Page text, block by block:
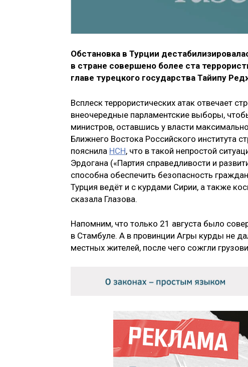
Обстановка в Турции
в стране совершено более ста
главе турецкого государства Тайипу
Всплеск террористических атак отвечает
внеочередные парламентские выборы,
министров, оставшись у власти
Ближнего Востока Российского института
пояснила НСН, что в такой непростой
Эрдогана («Партия справедливости и
способна обеспечить безопасность
Турция ведёт и с курдами Сирии, а также
сказала Глазова.
Напомним, что только 21 августа было
в Стамбуле. А в провинции Агры курды не
местных жителей, после чего сожгли